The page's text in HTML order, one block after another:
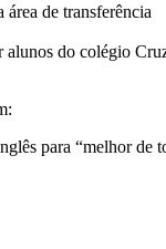
de transferência
do colégio
para “melhor de